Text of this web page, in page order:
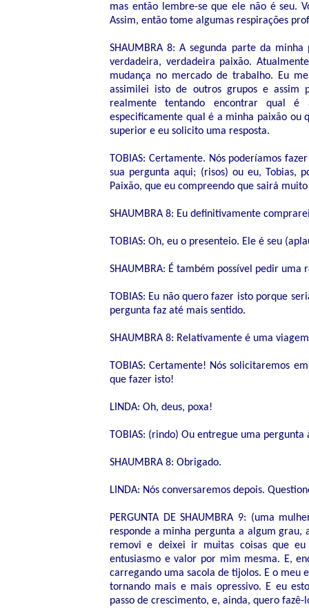
mas então lembre-se que ele não é seu.
Assim, então tome algumas respirações
SHAUMBRA 8: A segunda parte da
verdadeira, verdadeira paixão.
mudança no mercado de trabalho. Eu
assimilei isto de outros grupos e
realmente tentando encontrar qual
especificamente qual é a minha paixão ou
superior e eu solicito uma resposta.
TOBIAS: Certamente. Nós poderíamos
sua pergunta aqui; (risos) ou eu, Tobias,
Paixão, que eu compreendo que sairá
SHAUMBRA 8: Eu definitivamente
TOBIAS: Oh, eu o presenteio. Ele é seu
SHAUMBRA: É também possível pedir uma
TOBIAS: Eu não quero fazer isto porque
pergunta faz até mais sentido.
SHAUMBRA 8: Relativamente é uma
TOBIAS: Certamente! Nós solicitaremos
que fazer isto!
LINDA: Oh, deus, poxa!
TOBIAS: (rindo) Ou entregue uma pergunta
SHAUMBRA 8: Obrigado.
LINDA: Nós conversaremos depois.
PERGUNTA DE SHAUMBRA 9: (uma
responde a minha pergunta a algum grau,
removi e deixei ir muitas coisas que
entusiasmo e valor por mim mesma. E,
carregando uma sacola de tijolos. E o meu
tornando mais e mais opressivo. E eu
passo de crescimento, e, ainda, quero